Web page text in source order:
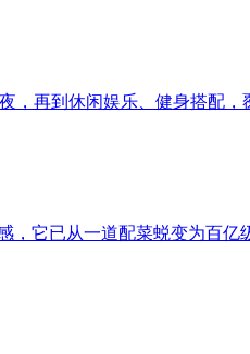
再到休闲娱乐、健身搭配
它已从一道配菜蜕变为百